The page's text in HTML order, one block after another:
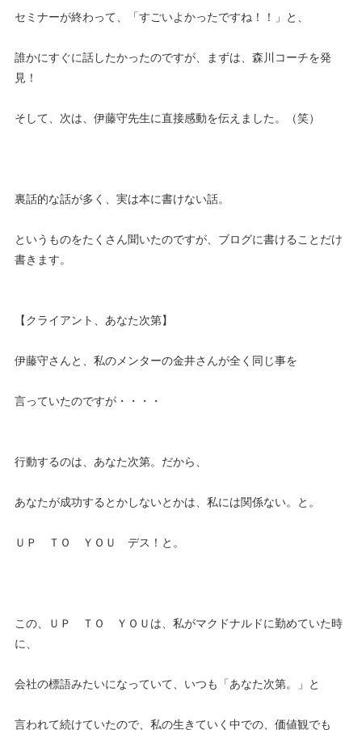
セミナーが終わって、「すごいよかったですね！！」と、
誰かにすぐに話したかったのですが、まずは、森川コーチを発
見！
そして、次は、伊藤守先生に直接感動を伝えました。（笑）
裏話的な話が多く、実は本に書けない話。
というものをたくさん聞いたのですが、ブログに書けることだけ
書きます。
【クライアント、あなた次第】
伊藤守さんと、私のメンターの金井さんが全く同じ事を
言っていたのですが・・・・
行動するのは、あなた次第。だから、
あなたが成功するとかしないとかは、私には関係ない。と。
ＵＰ ＴＯ ＹＯＵ デス！と。
この、ＵＰ ＴＯ ＹＯＵは、私がマクドナルドに勤めていた時
に、
会社の標語みたいになっていて、いつも「あなた次第。」と
言われて続けていたので、私の生きていく中での、価値観でも